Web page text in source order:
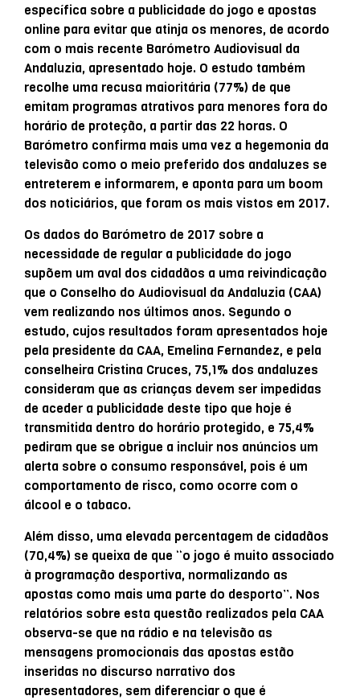
específica sobre a publicidade do jogo e apostas
online para evitar que atinja os menores, de acordo
com o mais recente Barómetro Audiovisual da
Andaluzia, apresentado hoje. O estudo também
recolhe uma recusa maioritária (77%) de que
emitam programas atrativos para menores fora do
horário de proteção, a partir das 22 horas. O
Barómetro confirma mais uma vez a hegemonia da
televisão como o meio preferido dos andaluzes se
entreterem e informarem, e aponta para um boom
dos noticiários, que foram os mais vistos em 2017.
Os dados do Barómetro de 2017 sobre a
necessidade de regular a publicidade do jogo
supõem um aval dos cidadãos a uma reivindicação
que o Conselho do Audiovisual da Andaluzia (CAA)
vem realizando nos últimos anos. Segundo o
estudo, cujos resultados foram apresentados hoje
pela presidente da CAA, Emelina Fernandez, e pela
conselheira Cristina Cruces, 75,1% dos andaluzes
consideram que as crianças devem ser impedidas
de aceder a publicidade deste tipo que hoje é
transmitida dentro do horário protegido, e 75,4%
pediram que se obrigue a incluir nos anúncios um
alerta sobre o consumo responsável, pois é um
comportamento de risco, como ocorre com o
álcool e o tabaco.
Além disso, uma elevada percentagem de cidadãos
(70,4%) se queixa de que “o jogo é muito associado
à programação desportiva, normalizando as
apostas como mais uma parte do desporto”. Nos
relatórios sobre esta questão realizados pela CAA
observa-se que na rádio e na televisão as
mensagens promocionais das apostas estão
inseridas no discurso narrativo dos
apresentadores, sem diferenciar o que é